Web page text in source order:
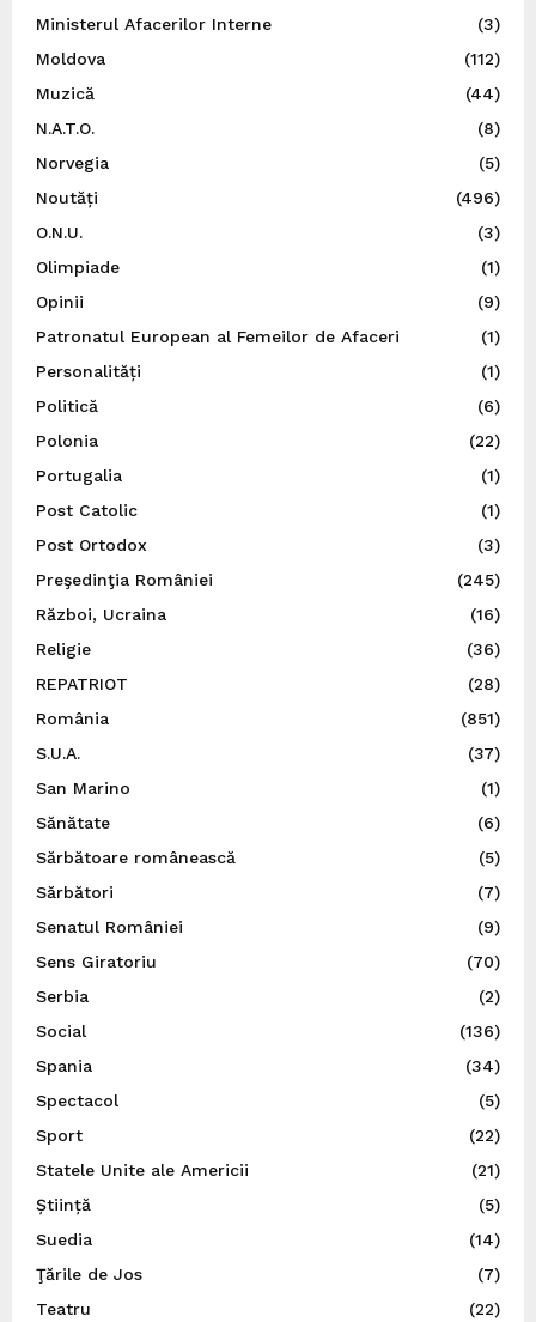
Ministerul Afacerilor Interne
(3)
Moldova
(112)
Muzică
(44)
N.A.T.O.
(8)
Norvegia
(5)
Noutăți
(496)
O.N.U.
(3)
Olimpiade
(1)
Opinii
(9)
Patronatul European al Femeilor de Afaceri
(1)
Personalități
(1)
Politică
(6)
Polonia
(22)
Portugalia
(1)
Post Catolic
(1)
Post Ortodox
(3)
Preşedinţia României
(245)
Război, Ucraina
(16)
Religie
(36)
REPATRIOT
(28)
România
(851)
S.U.A.
(37)
San Marino
(1)
Sănătate
(6)
Sărbătoare românească
(5)
Sărbători
(7)
Senatul României
(9)
Sens Giratoriu
(70)
Serbia
(2)
Social
(136)
Spania
(34)
Spectacol
(5)
Sport
(22)
Statele Unite ale Americii
(21)
Știință
(5)
Suedia
(14)
Ţările de Jos
(7)
Teatru
(22)